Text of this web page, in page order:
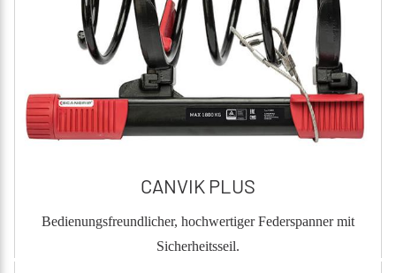
CANVIK PLUS
Bedienungsfreundlicher, hochwertiger Federspanner mit
Sicherheitsseil.